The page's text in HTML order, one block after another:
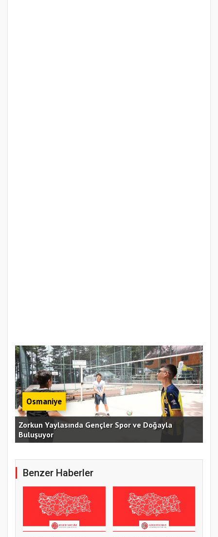
Osmaniye
Zorkun Yaylasında Gençler Spor ve Doğayla
Buluşuyor
Benzer Haberler